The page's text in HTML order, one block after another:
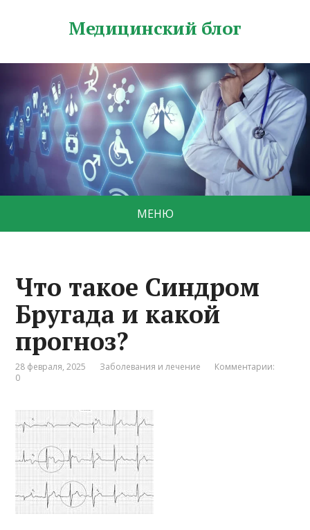
Медицинский блог
МЕНЮ
Что такое Синдром
Бругада и какой
прогноз?
28 февраля, 2025 Заболевания и лечение
Комментарии:
0